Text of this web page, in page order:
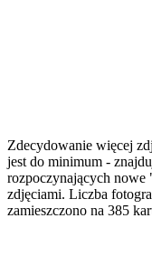
Zdecydowanie więcej
jest do minimum -
rozpoczynających nowe
zdjęciami. Liczba
zamieszczono na 385